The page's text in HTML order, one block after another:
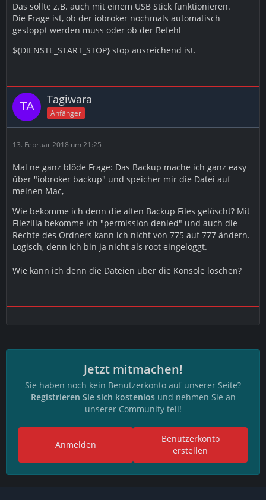
Das sollte z.B. auch mit einem USB Stick funktionieren.
Die Frage ist, ob der iobroker nochmals automatisch
gestoppt werden muss oder ob der Befehl
${DIENSTE_START_STOP} stop ausreichend ist.
Tagiwara
Anfänger
13. Februar 2018 um 21:25
Mal ne ganz blöde Frage: Das Backup mache ich ganz easy
über "iobroker backup" und speicher mir die Datei auf
meinen Mac,
Wie bekomme ich denn die alten Backup Files gelöscht? Mit
Filezilla bekomme ich "permission denied" und auch die
Rechte des Ordners kann ich nicht von 775 auf 777 ändern.
Logisch, denn ich bin ja nicht als root eingeloggt.
Wie kann ich denn die Dateien über die Konsole löschen?
Jetzt mitmachen!
Sie haben noch kein Benutzerkonto auf unserer Seite?
Registrieren Sie sich kostenlosund nehmen Sie an
unserer Community teil!
Benutzerkonto
erstellen
Anmelden